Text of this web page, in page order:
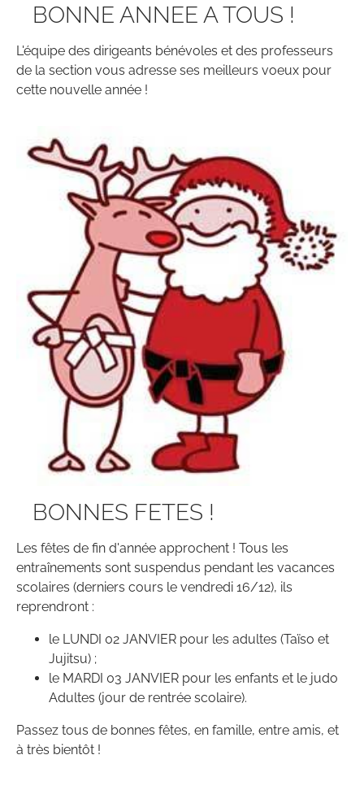
BONNE ANNEE A TOUS !
L'équipe des dirigeants bénévoles et des professeurs
de la section vous adresse ses meilleurs voeux pour
cette nouvelle année !
BONNES FETES !
Les fêtes de fin d'année approchent ! Tous les
entraînements sont suspendus pendant les vacances
scolaires (derniers cours le vendredi 16/12), ils
reprendront :
le LUNDI 02 JANVIER pour les adultes (Taïso et
Jujitsu) ;
le MARDI 03 JANVIER pour les enfants et le judo
Adultes (jour de rentrée scolaire).
Passez tous de bonnes fêtes, en famille, entre amis, et
à très bientôt !